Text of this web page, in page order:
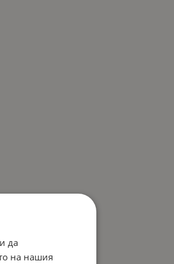
да
на нашия